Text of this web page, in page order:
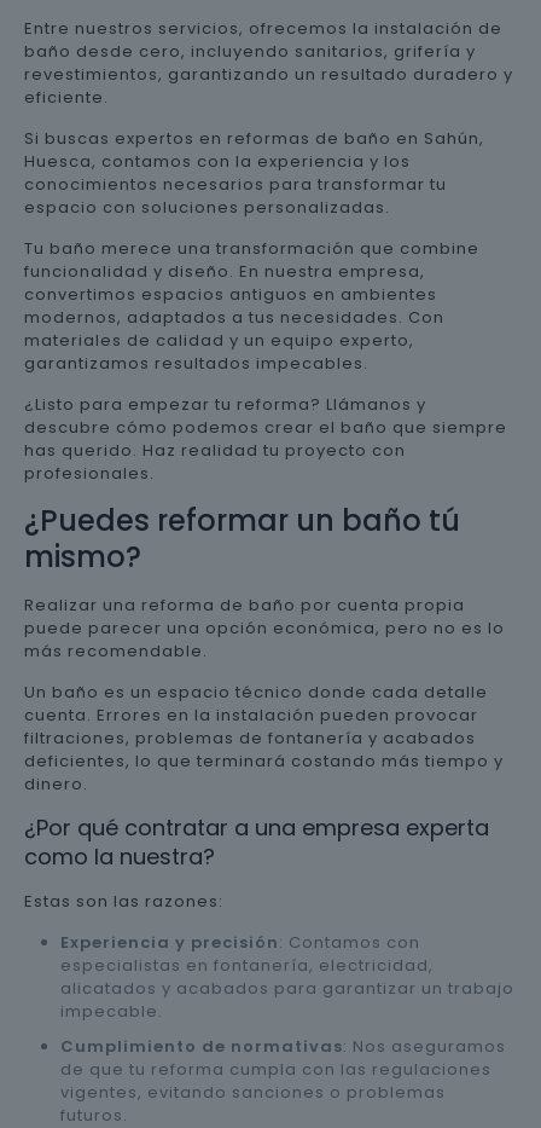
Entre nuestros servicios, ofrecemos la instalación de
baño desde cero, incluyendo sanitarios, grifería y
revestimientos, garantizando un resultado duradero y
eficiente.
Si buscas expertos en reformas de baño en Sahún,
Huesca, contamos con la experiencia y los
conocimientos necesarios para transformar tu
espacio con soluciones personalizadas.
Tu baño merece una transformación que combine
funcionalidad y diseño. En nuestra empresa,
convertimos espacios antiguos en ambientes
modernos, adaptados a tus necesidades. Con
materiales de calidad y un equipo experto,
garantizamos resultados impecables.
¿Listo para empezar tu reforma? Llámanos y
descubre cómo podemos crear el baño que siempre
has querido. Haz realidad tu proyecto con
profesionales.
¿Puedes reformar un baño tú
mismo?
Realizar una reforma de baño por cuenta propia
puede parecer una opción económica, pero no es lo
más recomendable.
Un baño es un espacio técnico donde cada detalle
cuenta. Errores en la instalación pueden provocar
filtraciones, problemas de fontanería y acabados
deficientes, lo que terminará costando más tiempo y
dinero.
¿Por qué contratar a una empresa experta
como la nuestra?
Estas son las razones:
Experiencia y precisión: Contamos con
especialistas en fontanería, electricidad,
alicatados y acabados para garantizar un trabajo
impecable.
Cumplimiento de normativas: Nos aseguramos
de que tu reforma cumpla con las regulaciones
vigentes, evitando sanciones o problemas
futuros.